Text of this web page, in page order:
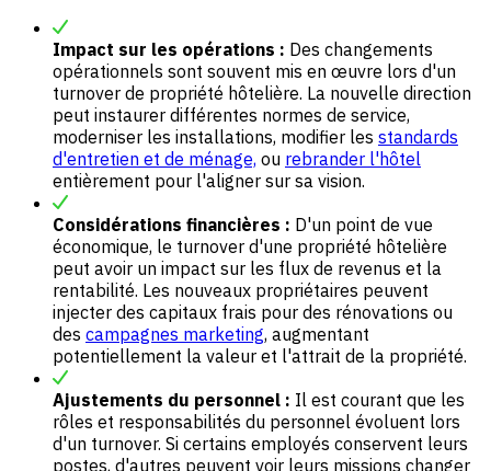
Impact sur les opérations : Des changements
opérationnels sont souvent mis en œuvre lors d'un
turnover de propriété hôtelière. La nouvelle direction
peut instaurer différentes normes de service,
moderniser les installations, modifier les standards
d'entretien et de ménage, ou rebrander l'hôtel
entièrement pour l'aligner sur sa vision.
Considérations financières : D'un point de vue
économique, le turnover d'une propriété hôtelière
peut avoir un impact sur les flux de revenus et la
rentabilité. Les nouveaux propriétaires peuvent
injecter des capitaux frais pour des rénovations ou
des campagnes marketing, augmentant
potentiellement la valeur et l'attrait de la propriété.
Ajustements du personnel : Il est courant que les
rôles et responsabilités du personnel évoluent lors
d'un turnover. Si certains employés conservent leurs
postes, d'autres peuvent voir leurs missions changer